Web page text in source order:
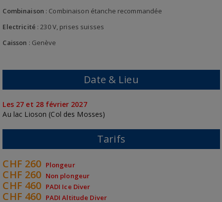
Combinaison : Combinaison étanche recommandée
Electricité : 230 V, prises suisses
Caisson : Genève
Date & Lieu
Les 27 et 28 février 2027
Au lac Lioson (Col des Mosses)
Tarifs
CHF 260 Plongeur
CHF 260 Non plongeur
CHF 460 PADI Ice Diver
CHF 460 PADI Altitude Diver